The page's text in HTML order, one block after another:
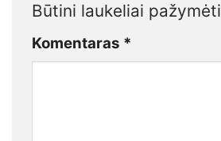
Būtini laukeliai pažymėti
Komentaras *